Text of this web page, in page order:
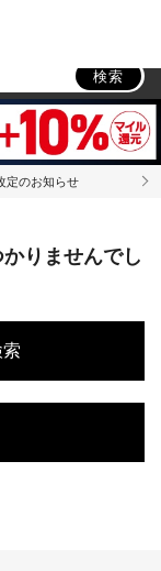
検索
定のお知らせ
りませんでし
索